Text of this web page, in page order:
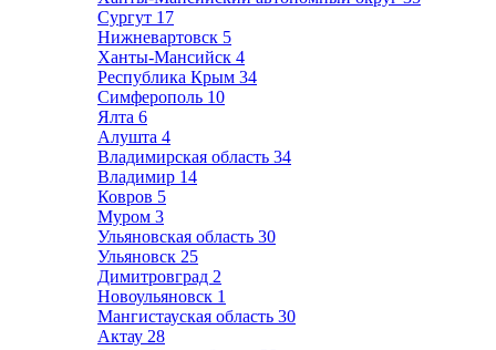
Сургут 17
Нижневартовск 5
Ханты-Мансийск 4
Республика Крым 34
Симферополь 10
Ялта 6
Алушта 4
Владимирская область 34
Владимир 14
Ковров 5
Муром 3
Ульяновская область 30
Ульяновск 25
Димитровград 2
Новоульяновск 1
Мангистауская область 30
Актау 28